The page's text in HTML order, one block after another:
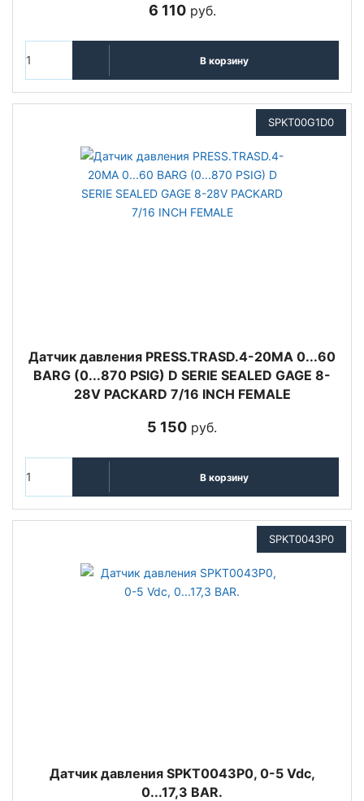
6 110руб.
В корзину
SPKT00G1D0
Датчик давления PRESS.TRASD.4-20MA 0...60
BARG (0...870 PSIG) D SERIE SEALED GAGE 8-
28V PACKARD 7/16 INCH FEMALE
5 150 руб.
В корзину
SPKT0043P0
Датчик давления SPKT0043P0, 0-5 Vdc,
0...17,3 BAR.